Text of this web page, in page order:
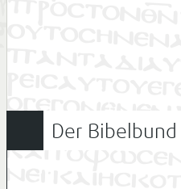
Der Bibelbund